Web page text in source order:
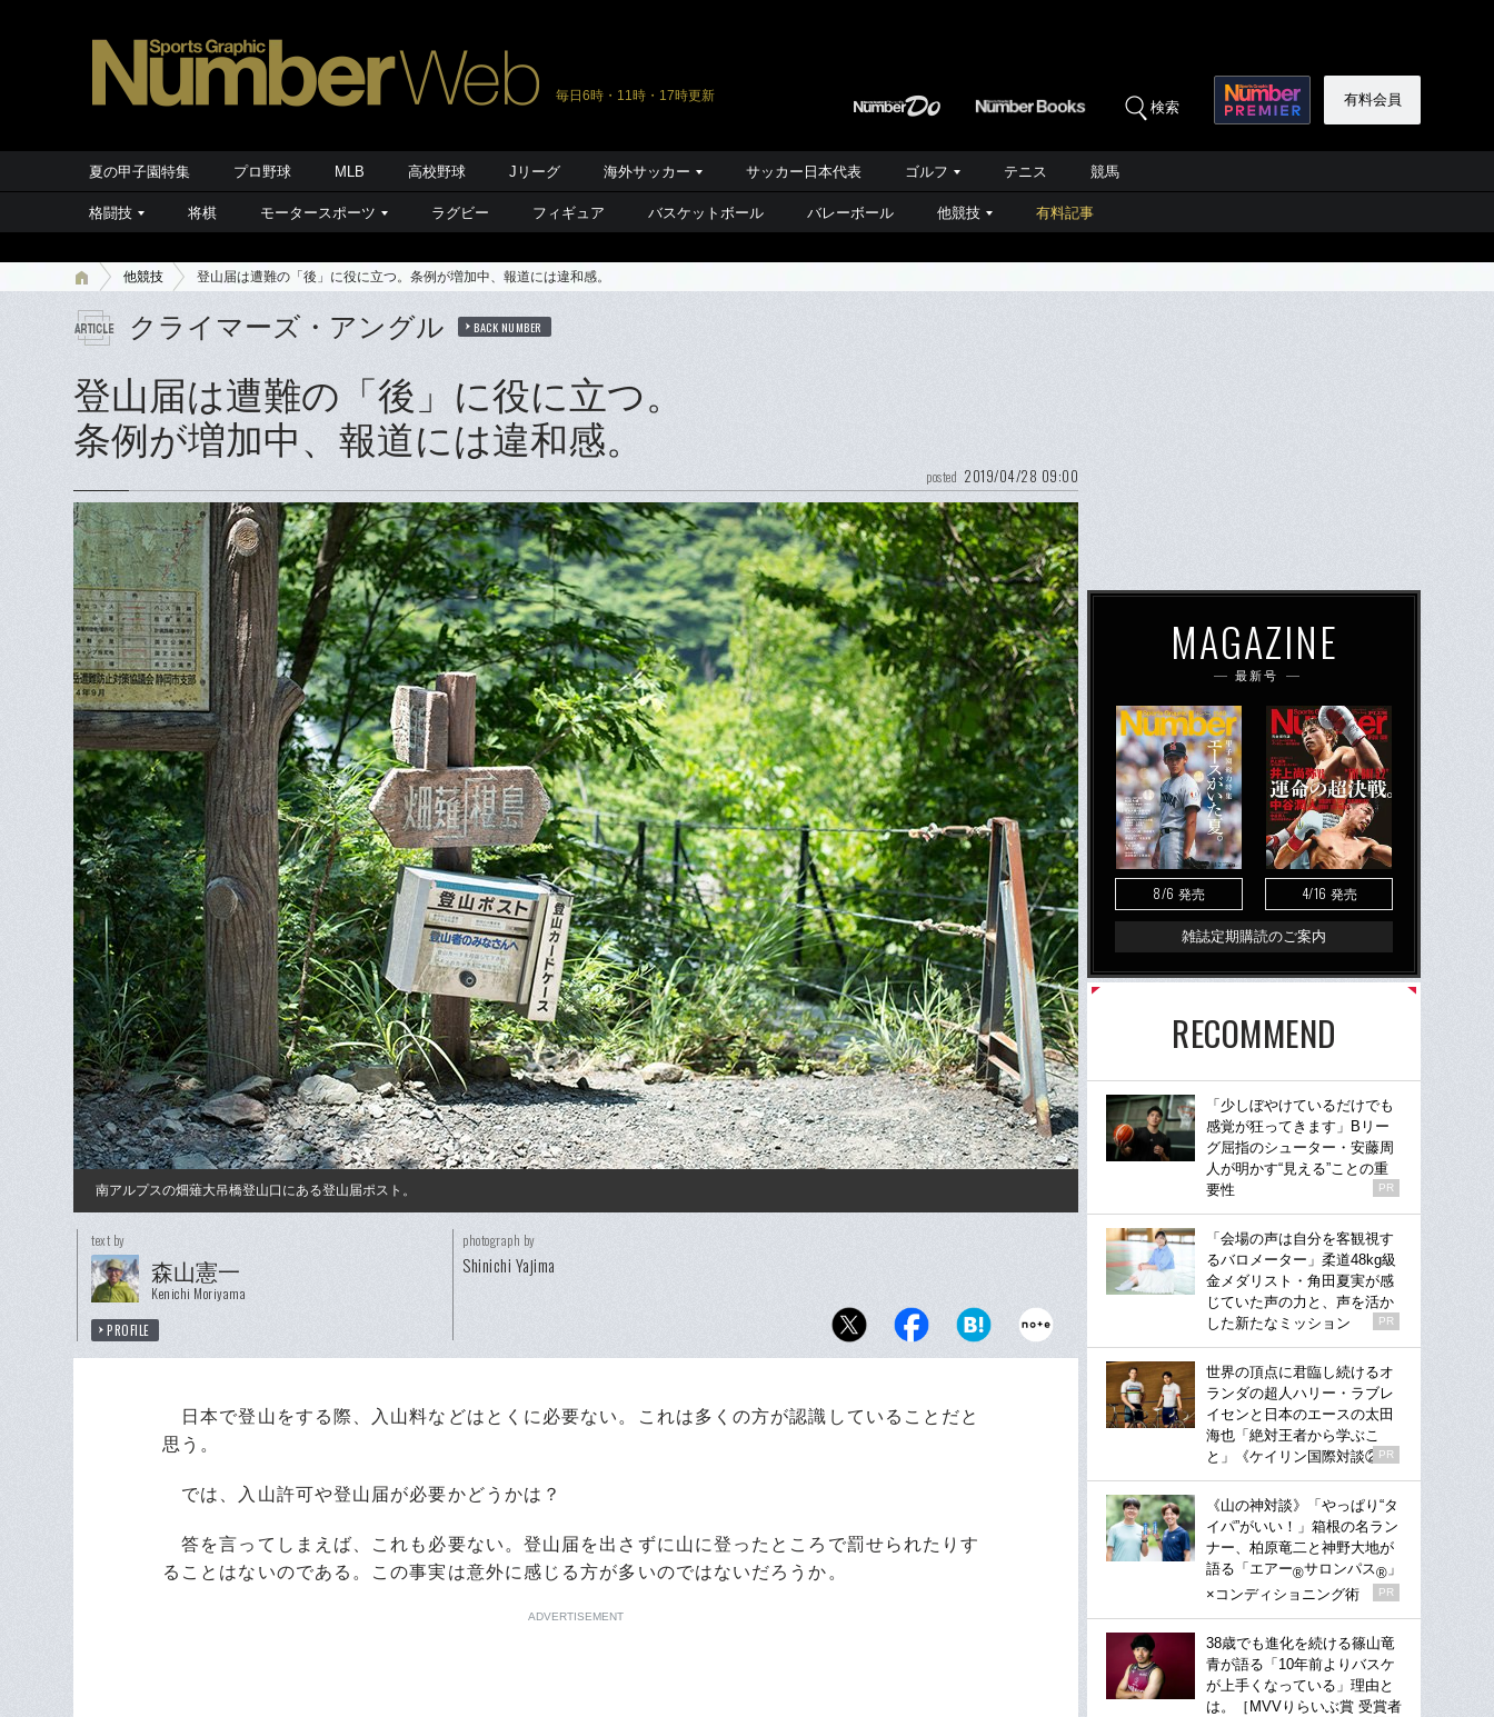
毎日6時・11時・17時更新
検索 有料会員
夏の甲子園特集 プロ野球 MLB 高校野球 Jリーグ 海外サッカー サッカー日本代表 ゴルフ テニス 競馬
格闘技 将棋 モータースポーツ ラグビー フィギュア バスケットボール バレーボール 他競技 有料記事
他競技 登山届は遭難の「後」に役に立つ。条例が増加中、報道には違和感。
クライマーズ・アングル BACK NUMBER
登山届は遭難の「後」に役に立つ。
条例が増加中、報道には違和感。
posted 2019/04/28 09:00
南アルプスの畑薙大吊橋登山口にある登山届ポスト。
text by
森山憲一
Kenichi Moriyama
PROFILE
photograph by
Shinichi Yajima
日本で登山をする際、入山料などはとくに必要ない。これは多くの方が認識していることだと
思う。
では、入山許可や登山届が必要かどうかは？
答を言ってしまえば、これも必要ない。登山届を出さずに山に登ったところで罰せられたりす
ることはないのである。この事実は意外に感じる方が多いのではないだろうか。
ADVERTISEMENT
MAGAZINE
最新号
8/6 発売 4/16 発売
雑誌定期購読のご案内
RECOMMEND
「少しぼやけているだけでも
感覚が狂ってきます」Bリー
グ屈指のシューター・安藤周
人が明かす“見える”ことの重
要性
PR
「会場の声は自分を客観視す
るバロメーター」柔道48kg級
金メダリスト・角田夏実が感
じていた声の力と、声を活か
した新たなミッション
PR
世界の頂点に君臨し続けるオ
ランダの超人ハリー・ラブレ
イセンと日本のエースの太田
海也「絶対王者から学ぶこ
と」《ケイリン国際対談②》
PR
《山の神対談》「やっぱり“タ
イパ”がいい！」箱根の名ラン
ナー、柏原竜二と神野大地が
語る「エアー®サロンパス® 」
×コンディショニング術
PR
38歳でも進化を続ける篠山竜
青が語る「10年前よりバスケ
が上手くなっている」理由と
は。［MVVりらいぶ賞 受賞者